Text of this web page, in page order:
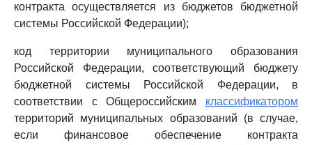
контракта осуществляется из бюджетов бюджетной
системы Российской Федерации);
код территории муниципального образования
Российской Федерации, соответствующий бюджету
бюджетной системы Российской Федерации, в
соответствии с Общероссийским классификатором
территорий муниципальных образований (в случае,
если финансовое обеспечение контракта